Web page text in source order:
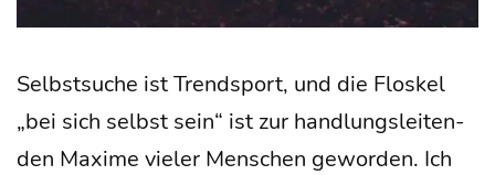
Selbst­su­che ist Trend­sport, und die Flos­kel
„bei sich selbst sein“ ist zur hand­lungs­lei­ten­
den Maxi­me vie­ler Men­schen gewor­den. Ich